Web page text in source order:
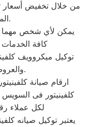
من خلال تخفيض أسعار
المالية باهظة الثمن.
يمكن لأي شخص مهما
كافة الخدمات
توكيل ميكروويف
والعروض التي ليس لها مثيل.
ارقام صيانة
كلفينيتور فى
لكل عملاء
يعتبر توكيل صيانه